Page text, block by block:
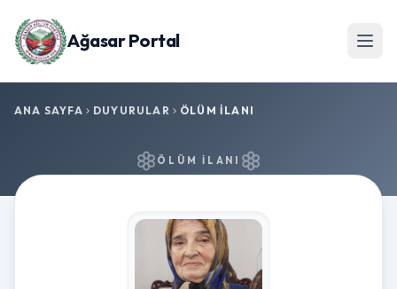
Ağasar Portal
ANA SAYFA DUYURULAR ÖLÜM İLANI
ÖLÜM İLANI